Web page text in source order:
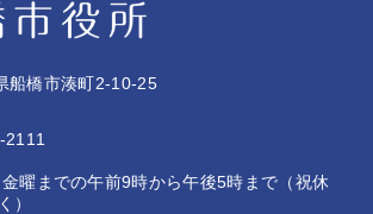
船橋市湊町2-10-25
曜までの午前9時から午後5時まで（祝休
）